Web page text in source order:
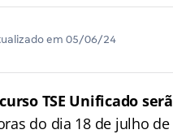
em 05/06/24
TSE Unificado
do dia 18 de julho de